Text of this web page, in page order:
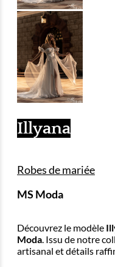
Illyana
Robes de mariée
MS Moda
Découvrez le modèle
Moda. Issu de notre
artisanal et détails